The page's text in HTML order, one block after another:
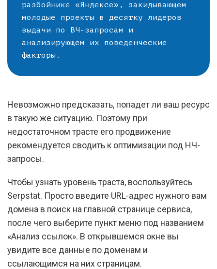
разбойнике «Яндексе», закидывающем
молодые проекты в десятку лидеров
выдачи по ВЧ-запросам и
анализирующем их поведенческие
факторы.
Невозможно предсказать, попадет ли ваш ресурс
в такую же ситуацию. Поэтому при
недостаточном трасте его продвижение
рекомендуется сводить к оптимизации под НЧ-
запросы.
Чтобы узнать уровень траста, воспользуйтесь
Serpstat. Просто введите URL-адрес нужного вам
домена в поиск на главной странице сервиса,
после чего выберите пункт меню под названием
«Анализ ссылок». В открывшемся окне вы
увидите все данные по доменам и
ссылающимся на них страницам.